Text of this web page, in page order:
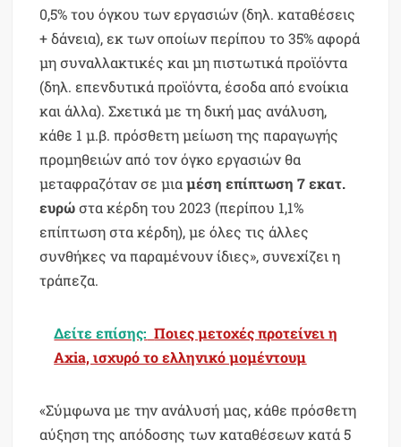
0,5% του όγκου των εργασιών (δηλ. καταθέσεις
+ δάνεια), εκ των οποίων περίπου το 35% αφορά
μη συναλλακτικές και μη πιστωτικά προϊόντα
(δηλ. επενδυτικά προϊόντα, έσοδα από ενοίκια
και άλλα). Σχετικά με τη δική μας ανάλυση,
κάθε 1 μ.β. πρόσθετη μείωση της παραγωγής
προμηθειών από τον όγκο εργασιών θα
μεταφραζόταν σε μιαμέση επίπτωση 7 εκατ.
ευρώστα κέρδη του 2023 (περίπου 1,1%
επίπτωση στα κέρδη), με όλες τις άλλες
συνθήκες να παραμένουν ίδιες», συνεχίζει η
τράπεζα.
Δείτε επίσης: Ποιες μετοχές προτείνει η
Axia, ισχυρό το ελληνικό μομέντουμ
«Σύμφωνα με την ανάλυσή μας, κάθε πρόσθετη
αύξηση της απόδοσης των καταθέσεων κατά 5